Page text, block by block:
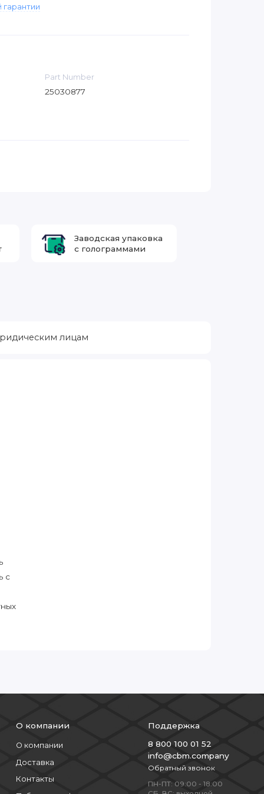
Part Number
25030877
Заводская упаковка
с голограммами
лицам
с
О компании
О компании
Доставка
Контакты
Поддержка
8 800 100 01 52
info@cbm.company
Обратный звонок
ПН-ПТ: 09:00 - 18:00